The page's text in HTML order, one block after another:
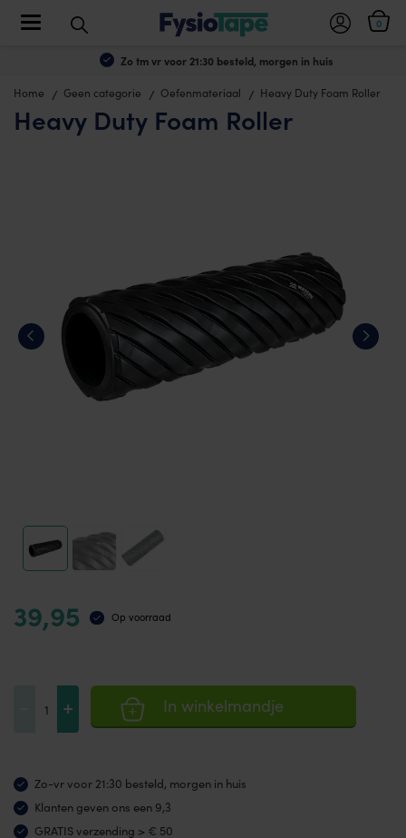
Zo tm vr voor 21:30 besteld, morgen in huis
0
Toggle navigation
Home Geen categorie Oefenmateriaal Heavy Duty Foam Roller
Heavy Duty Foam Roller
39,95 Op voorraad
aantal
+ In winkelmandje
Zo-vr voor 21:30 besteld, morgen in huis
Klanten geven ons een 9,3
GRATIS verzending > € 50